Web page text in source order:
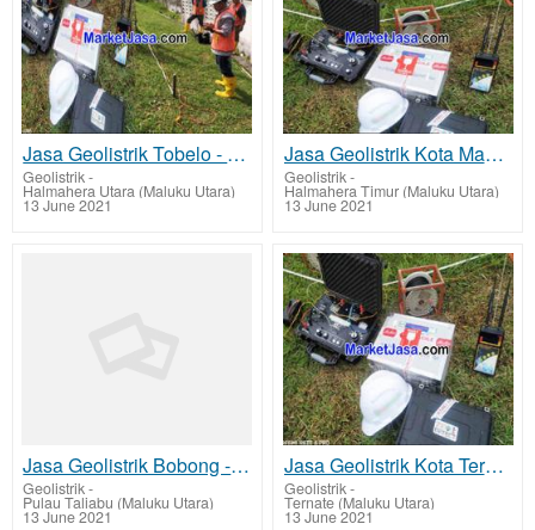
Jasa Geolistrik Tobelo - Halmahera Utara Mencari Sumber Mata Air Bawah Tanah Tarif Biaya Per Titik M
Geolistrik-
Halmahera Utara (Maluku Utara)
13 June 2021
Jasa Geolistrik Kota Maba - Halmahera Timur Mencari Sumber Lapisan Air Bawah Tanah Tarif Biaya Per T
Geolistrik-
Halmahera Timur (Maluku Utara)
13 June 2021
Jasa Geolistrik Bobong - Pulau Taliabu Mencari Sumber Lapisan Air Bawah Tanah Tarif Biaya Per Titik
Geolistrik-
Pulau Taliabu (Maluku Utara)
13 June 2021
Jasa Geolistrik Kota Ternate Mencari Sumber Mata Air Bawah Tanah Tarif Biaya Per Titik Murah
Geolistrik-
Ternate (Maluku Utara)
13 June 2021